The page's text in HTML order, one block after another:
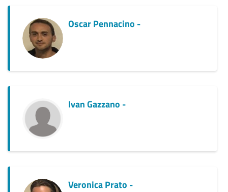
Oscar Pennacino -
Ivan Gazzano -
Veronica Prato -